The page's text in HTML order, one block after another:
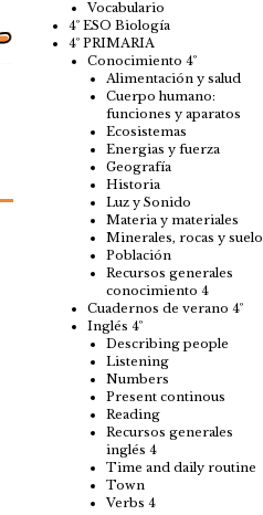
Vocabulario
4º ESO Biología
4º PRIMARIA
Conocimiento 4º
Alimentación y salud
Cuerpo humano:
funciones y aparatos
Ecosistemas
Energias y fuerza
Geografía
Historia
Luz y Sonido
Materia y materiales
Minerales, rocas y suelo
Población
Recursos generales
conocimiento 4
Cuadernos de verano 4º
Inglés 4º
Describing people
Listening
Numbers
Present continous
Reading
Recursos generales
inglés 4
Time and daily routine
Town
Verbs 4